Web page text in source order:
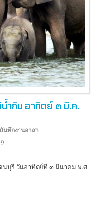
ำกิน อาทิตย์ ๓ มี.ค.
นทึกงานอาสา
นบุรี วันอาทิตย์ที่ ๓ มีนาคม พ.ศ.